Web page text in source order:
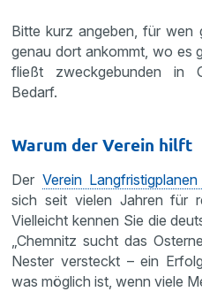
Bitte kurz angeben, für wen
genau dort ankommt, wo es
fließt zweckgebunden in
Bedarf.
Warum der Verein hilft
Der Verein Langfristigplanen
sich seit vielen Jahren für
Vielleicht kennen Sie die
„Chemnitz sucht das
Nester versteckt – ein
was möglich ist, wenn viele